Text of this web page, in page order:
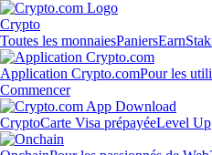
Crypto
Toutes les monnaiesPaniersEarn
Application Crypto.comPour les
Commencer
CryptoCarte Visa prépayéeLevel Up